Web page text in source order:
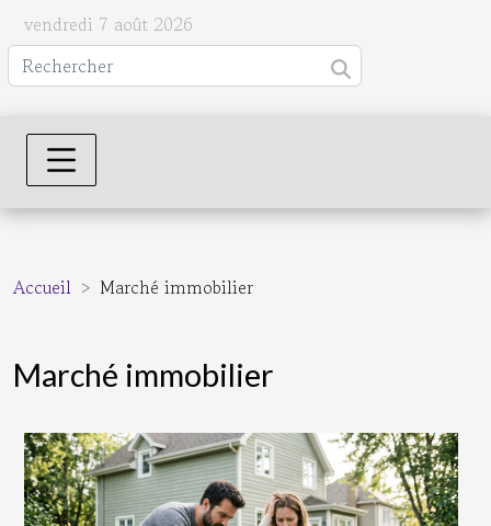
vendredi 7 août 2026
Accueil Marché immobilier
Marché immobilier